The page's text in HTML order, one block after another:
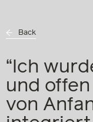
Back
“Ich
und
von